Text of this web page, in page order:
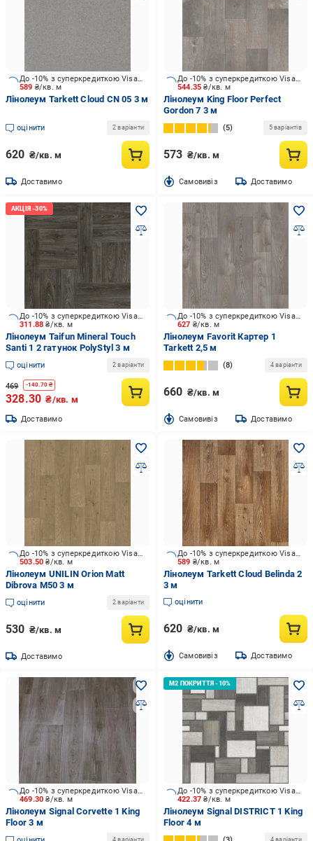
589 ₴/кв. м
До -10% з суперкредиткою Visa Вигода
Лінолеум Tarkett Cloud CN 05 3 м
оцінити 2 варіанти
620 ₴/кв. м
Доставимо
544.35₴/кв. м
До -10% з суперкредиткою Visa Вигода
Лінолеум King Floor Perfect
Gordon 7 3 м
5 5 варіантів
573 ₴/кв. м
Cамовивіз Доставимо
311.88₴/кв. м
До -10% з суперкредиткою Visa Вигода
Лінолеум Taifun Mineral Touch
Santi 1 2 гатунок PolyStyl 3 м
оцінити 2 варіанти
469 -140.70 ₴
328.30 ₴/кв. м
Доставимо
627 ₴/кв. м
До -10% з суперкредиткою Visa Вигода
Лінолеум Favorit Картер 1
Tarkett 2,5 м
8 4 варіанти
660 ₴/кв. м
Cамовивіз Доставимо
503.50₴/кв. м
До -10% з суперкредиткою Visa Вигода
Лінолеум UNILIN Orion Matt
Dibrova M50 3 м
оцінити 2 варіанти
530 ₴/кв. м
Доставимо
589 ₴/кв. м
До -10% з суперкредиткою Visa Вигода
Лінолеум Tarkett Cloud Belinda 2
3 м
оцінити
620 ₴/кв. м
Cамовивіз Доставимо
469.30₴/кв. м
До -10% з суперкредиткою Visa Вигода
Лінолеум Signal Corvette 1 King
Floor 3 м
4 варіанти
422.37₴/кв. м
До -10% з суперкредиткою Visa Вигода
Лінолеум Signal DISTRICT 1 King
Floor 4 м
4 варіанти